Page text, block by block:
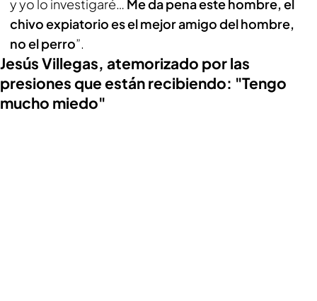
y yo lo investigaré… Me da pena este hombre, el
chivo expiatorio es el mejor amigo del hombre,
no el perro”.
Jesús Villegas, atemorizado por las
presiones que están recibiendo: "Tengo
mucho miedo"